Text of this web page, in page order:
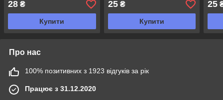
28 ₴
Купити
25₴
Купити
25
Про нас
100% позитивних з 1923 відгуків за рік
Працює з 31.12.2020